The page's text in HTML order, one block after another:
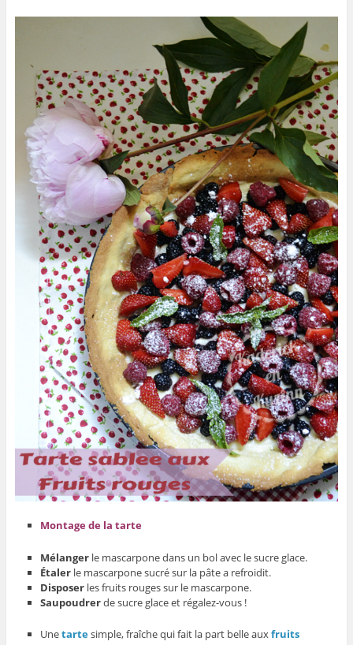
Montage de la tarte
Mélanger le mascarpone dans un bol avec le sucre glace.
Étaler le mascarpone sucré sur la pâte a refroidit.
Disposer les fruits rouges sur le mascarpone.
Saupoudrerde sucre glace et régalez-vous !
Unetartesimple, fraîche qui fait la part belle auxfruits